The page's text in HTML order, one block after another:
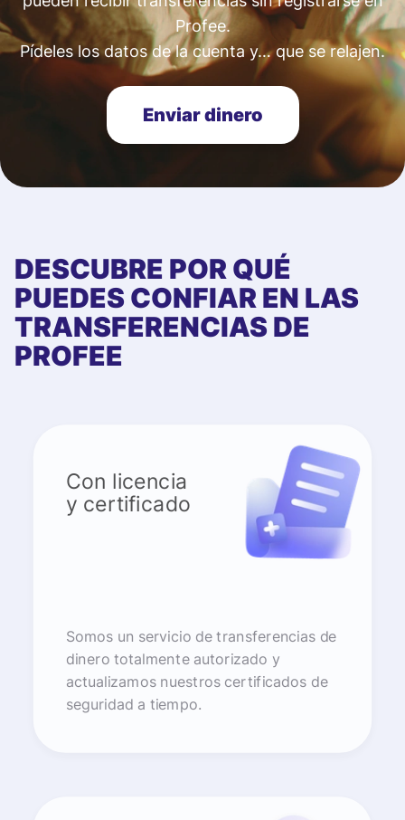
Profee.
Pídeles los datos de la cuenta y… que se relajen.
Enviar dinero
DESCUBRE POR QUÉ
PUEDES CONFIAR EN LAS
TRANSFERENCIAS DE
PROFEE
Con licencia
y certificado
Somos un servicio de transferencias de
dinero totalmente autorizado y
actualizamos nuestros certificados de
seguridad a tiempo.